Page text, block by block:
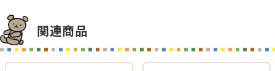
関連商品